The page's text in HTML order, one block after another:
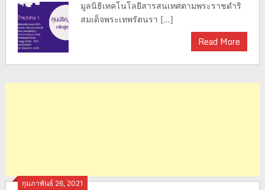
มูลนิธิเทคโนโลยีสารสนเทศตามพระราชดำริ
สมเด็จพระเทพรัตนรา […]
Read More
กุมภาพันธ์ 26, 2021